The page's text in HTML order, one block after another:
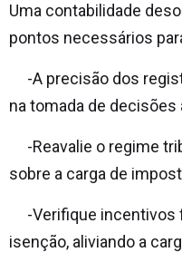
Uma contabilidade
pontos necessários
-A precisão dos
na tomada de decisões
-Reavalie o regime
sobre a carga de
-Verifique incentivos
isenção, aliviando a